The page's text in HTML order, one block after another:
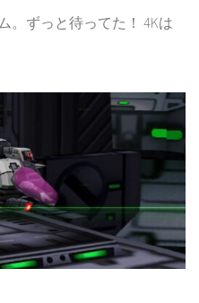
。ずっと待ってた！ 4Kは